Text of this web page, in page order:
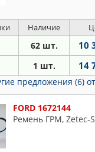
Наличие
62 шт. 10
1 шт. 14
предложения (6)
FORD 1672144
Ремень ГРМ, Zetec-